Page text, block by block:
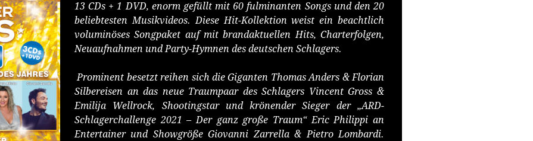
13 CDs + 1 DVD, enorm gefüllt mit 60 fulminanten Songs und den 20
beliebtesten Musikvideos. Diese Hit-Kollektion weist ein beachtlich
voluminöses Songpaket auf mit brandaktuellen Hits, Charterfolgen,
Neuaufnahmen und Party-Hymnen des deutschen Schlagers.
Prominent besetzt reihen sich die Giganten Thomas Anders & Florian
Silbereisen an das neue Traumpaar des Schlagers Vincent Gross &
Emilija Wellrock, Shootingstar und krönender Sieger der „ARD-
Schlagerchallenge 2021 – Der ganz große Traum“ Eric Philippi an
Entertainer und Showgröße Giovanni Zarrella & Pietro Lombardi.